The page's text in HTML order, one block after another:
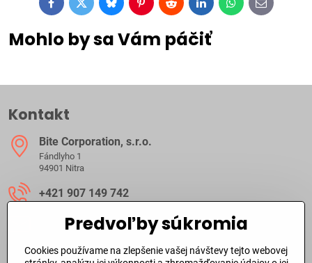
FacebookTwitterBlueskyPinterestRedditLinkedInWhatsApp
E-
mail
Mohlo by sa Vám páčiť
Kontakt
Bite Corporation, s​.r​.o​.
Fándlyho 1
94901 Nitra
+421 907 149 742
ibite​@ibite​.sk
Predvoľby súkromia
Cookies používame na zlepšenie vašej návštevy tejto webovej